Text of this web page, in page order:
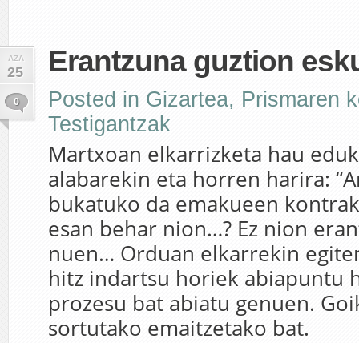
AZA
25
0
Erantzuna guztion
Posted in Gizartea, Prismaren
Testigantzak
Martxoan elkarrizketa hau
alabarekin eta horren harira:
bukatuko da emakueen
esan behar nion…? Ez nion
nuen… Orduan elkarrekin
hitz indartsu horiek abiapuntu
prozesu bat abiatu genuen.
sortutako emaitzetako bat.